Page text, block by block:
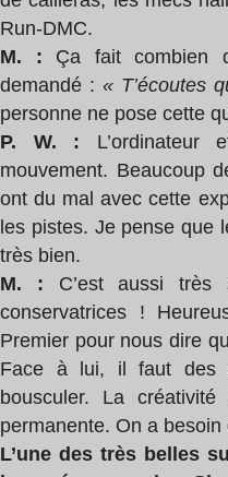
Run-DMC.
M. : Ça fait combien
demandé :« T’écoutes
personne ne pose cette
P. W. : L’ordinateur
mouvement. Beaucoup
ont du mal avec cette
les pistes. Je pense que
très bien.
M. : C’est aussi
conservatrices !
Premier pour nous dire
Face à lui, il faut des
bousculer. La
permanente. On a
L’une des très belles